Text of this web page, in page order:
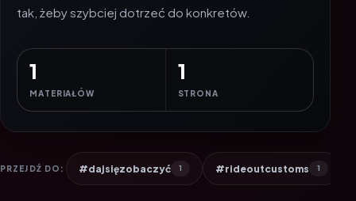
tak, żeby szybciej dotrzeć do konkretów.
1
MATERIAŁÓW
1
STRONA
PRZEJDŹ DO: #dajsięzobaczyć 1 #rideoutcustoms 1